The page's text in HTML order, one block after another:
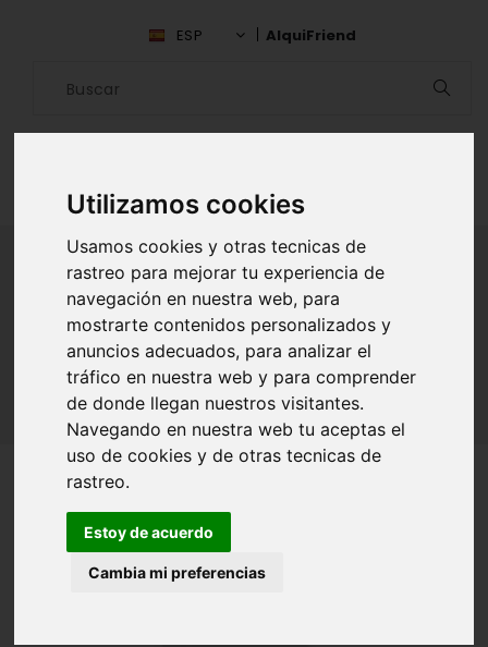
Utilizamos cookies
Usamos cookies y otras tecnicas de
rastreo para mejorar tu experiencia de
navegación en nuestra web, para
mostrarte contenidos personalizados y
anuncios adecuados, para analizar el
tráfico en nuestra web y para comprender
de donde llegan nuestros visitantes.
Navegando en nuestra web tu aceptas el
uso de cookies y de otras tecnicas de
rastreo.
Estoy de acuerdo
Cambia mi preferencias
ESP AlquiFriend
ALQUILAR AMIGO
Inicio Amigos Chihuahua Gustavo Hernandez